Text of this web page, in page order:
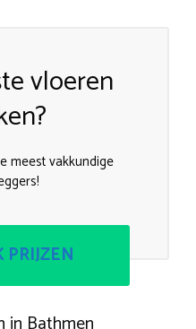
vloeren
meest vakkundige
PRIJZEN